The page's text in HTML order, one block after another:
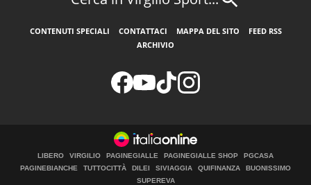
CONTENUTI SPECIALI CONTATTACI MAPPA DEL SITO
FEED RSS
ARCHIVIO
LIBERO VIRGILIO PAGINEGIALLE PAGINEGIALLE SHOP
PGCASA
PAGINEBIANCHE
TUTTOCITTÀ DILEI SIVIAGGIA QUIFINANZA
BUONISSIMO
SUPEREVA